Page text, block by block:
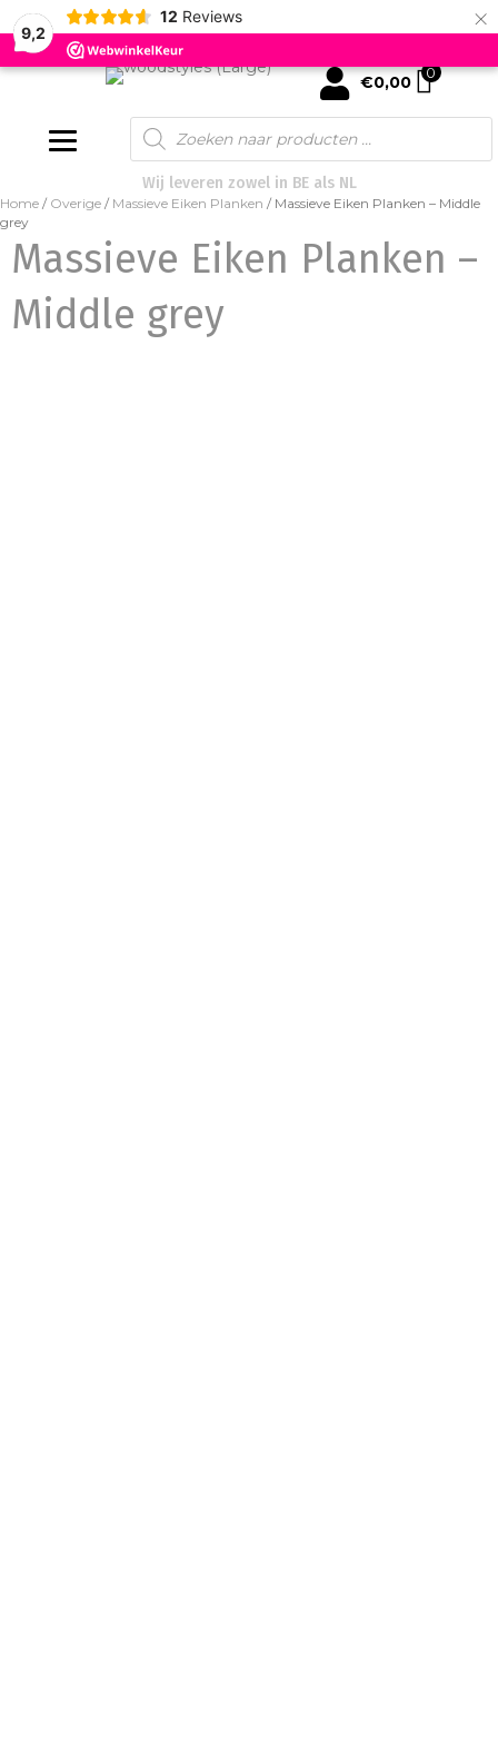
9,2
12 Reviews ×
mijn account
€0,00 0
Products
search
Wij leveren zowel in BE als NL
Home / Overige / Massieve Eiken Planken / Massieve Eiken Planken – Middle
grey
Massieve Eiken Planken –
Middle grey